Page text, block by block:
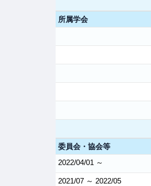
所属学会
委員会・協会等
2022/04/01 ～
2021/07 ～ 2022/05